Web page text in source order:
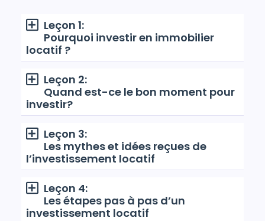
Leçon 1:
Pourquoi investir en immobilier
locatif ?
Leçon 2:
Quand est-ce le bon moment pour
investir?
Leçon 3:
Les mythes et idées reçues de
l’investissement locatif
Leçon 4:
Les étapes pas à pas d’un
investissement locatif